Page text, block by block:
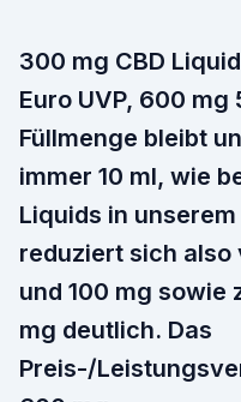
300 mg CBD
Euro UVP, 600 mg
Füllmenge bleibt
immer 10 ml, wie
Liquids in
reduziert sich
und 100 mg sowie
mg deutlich. Das
Preis-/